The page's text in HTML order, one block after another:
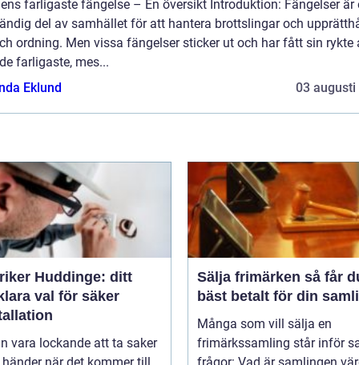
farligaste fängelse – En översikt Introduktion: Fängelser är
del av samhället för att hantera brottslingar och
ordning. Men vissa fängelser sticker ut och har fått sin rykte
farligaste, mes...
Eklund
03 augusti
Huddinge: ditt
val för säker
vara lockande att ta saker
Sälja frimärken så får du
bäst betalt för din
Många som vill sälja en
frimärkssamling står inför